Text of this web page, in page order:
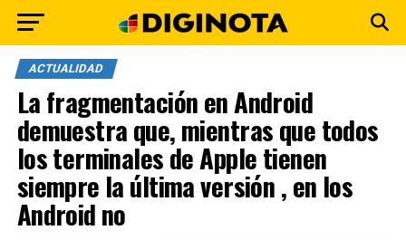
ACTUALIDAD
La fragmentación en Android
demuestra que, mientras que todos
los terminales de Apple tienen
siempre la última versión , en los
Android no